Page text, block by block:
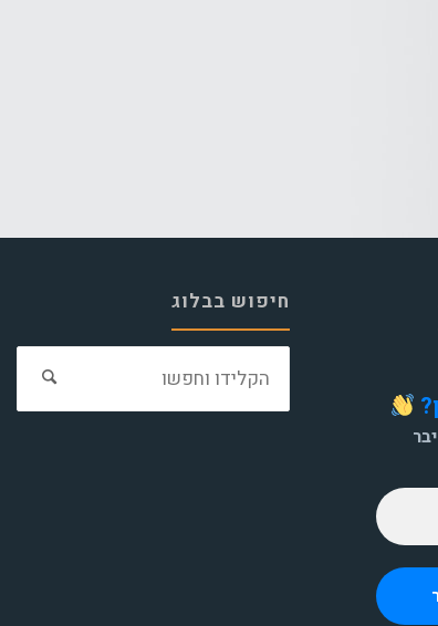
חיפוש בבלוג